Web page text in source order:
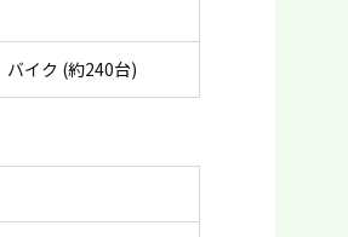
バイク (約240台)